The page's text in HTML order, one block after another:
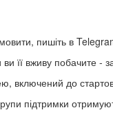
пишіть в
її вживу побачите -
включений до
підтримки